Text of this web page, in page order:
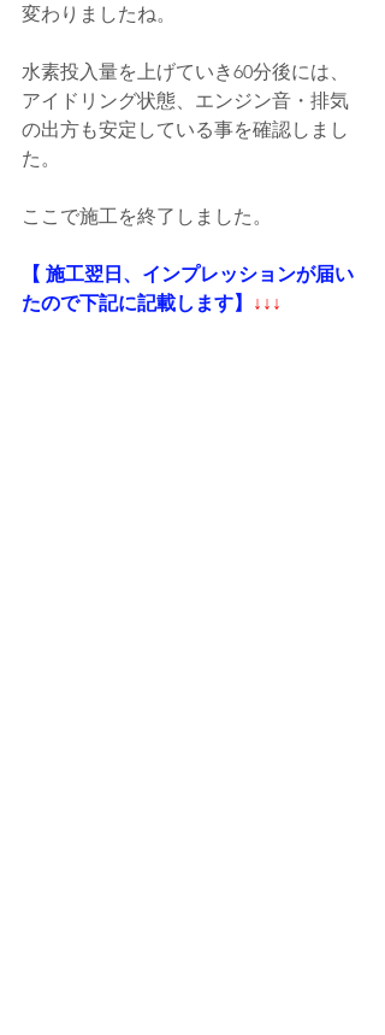
変わりましたね。
水素投入量を上げていき60分後には、
アイドリング状態、エンジン音・排気
の出方も安定している事を確認しまし
た。
ここで施工を終了しました。
【 施工翌日、インプレッションが届い
たので下記に記載します】
↓↓↓